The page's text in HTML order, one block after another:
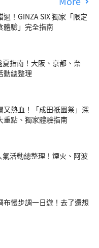
！GINZA SIX 獨家「限定
體驗」完全指南
指南！大阪、京都、奈
動總整理
又熱血！「成田祇園祭」深
重點、獨家體驗指南
活動總整理！煙火、阿波
布慢步調一日遊！去了還想